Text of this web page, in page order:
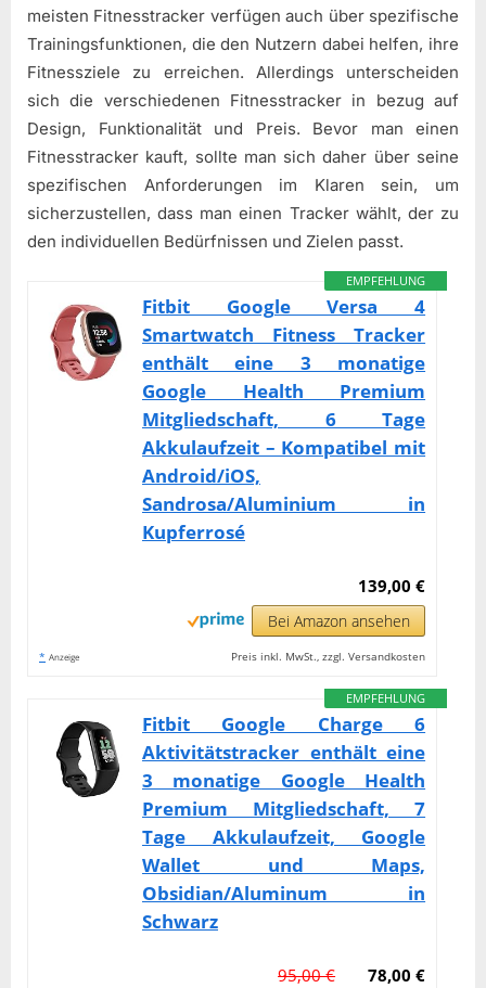
meisten Fitnesstracker verfügen auch über spezifische
Trainingsfunktionen, die den Nutzern dabei helfen, ihre
Fitnessziele zu erreichen. Allerdings unterscheiden
sich die verschiedenen Fitnesstracker in bezug auf
Design, Funktionalität und Preis. Bevor man einen
Fitnesstracker kauft, sollte man sich daher über seine
spezifischen Anforderungen im Klaren sein, um
sicherzustellen, dass man einen Tracker wählt, der zu
den individuellen Bedürfnissen und Zielen passt.
EMPFEHLUNG
Fitbit Google Versa 4
Smartwatch Fitness Tracker
enthält eine 3 monatige
Google Health Premium
Mitgliedschaft, 6 Tage
Akkulaufzeit – Kompatibel mit
Android/iOS,
Sandrosa/Aluminium in
Kupferrosé
139,00 €
Bei Amazon ansehen
* Anzeige Preis inkl. MwSt., zzgl. Versandkosten
EMPFEHLUNG
Fitbit Google Charge 6
Aktivitätstracker enthält eine
3 monatige Google Health
Premium Mitgliedschaft, 7
Tage Akkulaufzeit, Google
Wallet und Maps,
Obsidian/Aluminum in
Schwarz
78,00 €
95,00 €